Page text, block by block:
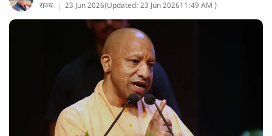
राज्य 23 Jun 2026(Updated: 23 Jun 202611:49 AM )